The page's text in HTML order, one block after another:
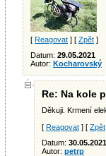
[ Reagovat ] [ Zpět ]
Datum: 29.05.2021
Autor: Kocharovský
Re: Na kole
Děkuji. Krmení
[ Reagovat ] [ Zpět
Datum: 30.05.2021
Autor: petrp